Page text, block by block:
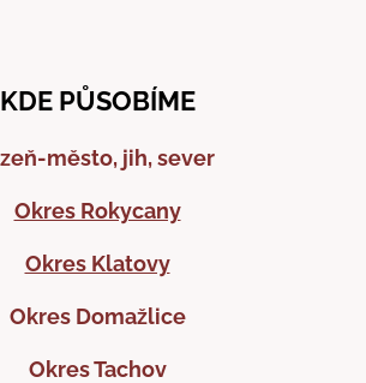
KDE PŮSOBÍME
město, jih, sever
Okres Rokycany
Okres Klatovy
Okres Domažlice
Okres Tachov